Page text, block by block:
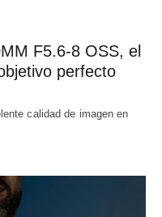
F5.6-8 OSS, el
perfecto
calidad de imagen en